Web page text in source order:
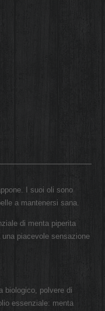
I suoi oli sono
a mantenersi sana.
di menta piperita
piacevole sensazione
biologico, polvere di
essenziale: menta